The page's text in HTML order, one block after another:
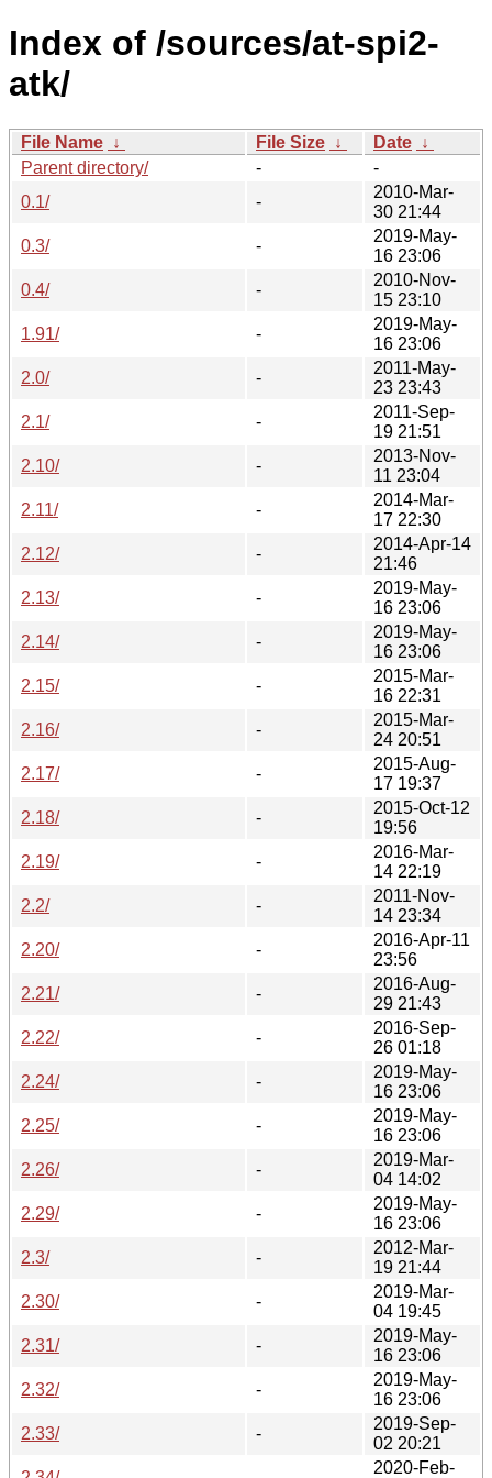
Index of /sources/at-spi2-
atk/
File Name ↓ File Size ↓ Date ↓
Parent directory/
-
-
0.1/
-
2010-Mar-
30 21:44
0.3/
-
2019-May-
16 23:06
0.4/
-
2010-Nov-
15 23:10
1.91/
-
2019-May-
16 23:06
2.0/
-
2011-May-
23 23:43
2.1/
-
2011-Sep-
19 21:51
2.10/
-
2013-Nov-
11 23:04
2.11/
-
2014-Mar-
17 22:30
2.12/
-
2014-Apr-14
21:46
2.13/
-
2019-May-
16 23:06
2.14/
-
2019-May-
16 23:06
2.15/
-
2015-Mar-
16 22:31
2.16/
-
2015-Mar-
24 20:51
2.17/
-
2015-Aug-
17 19:37
2.18/
-
2015-Oct-12
19:56
2.19/
-
2016-Mar-
14 22:19
2.2/
-
2011-Nov-
14 23:34
2.20/
-
2016-Apr-11
23:56
2.21/
-
2016-Aug-
29 21:43
2.22/
-
2016-Sep-
26 01:18
2.24/
-
2019-May-
16 23:06
2.25/
-
2019-May-
16 23:06
2.26/
-
2019-Mar-
04 14:02
2.29/
-
2019-May-
16 23:06
2.3/
-
2012-Mar-
19 21:44
2.30/
-
2019-Mar-
04 19:45
2.31/
-
2019-May-
16 23:06
2.32/
-
2019-May-
16 23:06
2.33/
-
2019-Sep-
02 20:21
2020-Feb-